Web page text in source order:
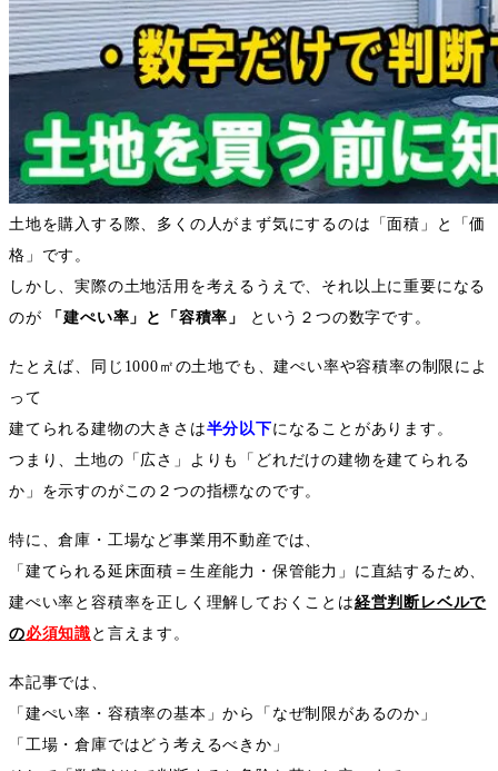
土地を購入する際、多くの人がまず気にするのは「面積」と「価
格」です。
しかし、実際の土地活用を考えるうえで、それ以上に重要になる
のが
「建ぺい率」と「容積率」 という２つの数字です。
たとえば、同じ 1000 ㎡の土地でも、建ぺい率や容積率の制限によ
って
建てられる建物の大きさは半分以下になることがあります。
つまり、土地の「広さ」よりも「どれだけの建物を建てられる
か」を示すのがこの２つの指標なのです。
特に、倉庫・工場など事業用不動産では、
「建てられる延床面積＝生産能力・保管能力」に直結するため、
建ぺい率と容積率を正しく理解しておくことは経営判断レベルで
の必須知識 と言えます。
本記事では、
「建ぺい率・容積率の基本」から「なぜ制限があるのか」
「工場・倉庫ではどう考えるべきか」